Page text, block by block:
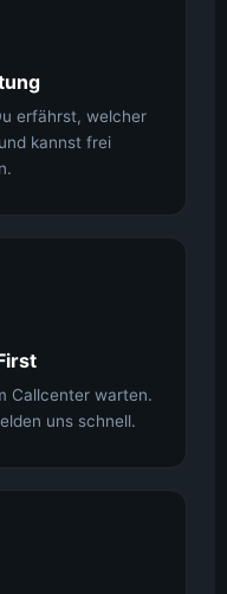
erfährst, welcher
kannst frei
Callcenter warten.
uns schnell.